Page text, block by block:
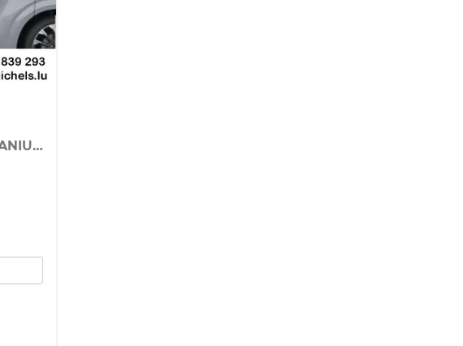
***560,- € monatlich * 36 Monate*** TITANIUM X L2 LAGERND / LIEFERBAR in 3-4 WOCHEN AB BESTELLUNG